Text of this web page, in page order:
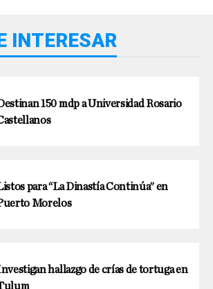
INTERESAR
150 mdp a Universidad Rosario
para “La Dinastía Continúa” en
Morelos
hallazgo de crías de tortuga en